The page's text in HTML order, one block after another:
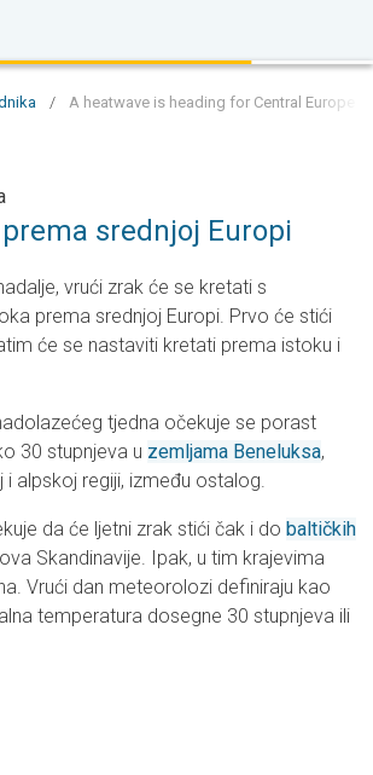
/ A heatwave is heading for Central Europe
srednjoj Europi
vrući zrak će se kretati s
prema srednjoj Europi. Prvo će stići
će se nastaviti kretati prema istoku i
tjedna očekuje se porast
30 stupnjeva u zemljama Beneluksa,
i alpskoj regiji, između ostalog.
da će ljetni zrak stići čak i do baltičkih
Skandinavije. Ipak, u tim krajevima
Vrući dan meteorolozi definiraju kao
temperatura dosegne 30 stupnjeva ili